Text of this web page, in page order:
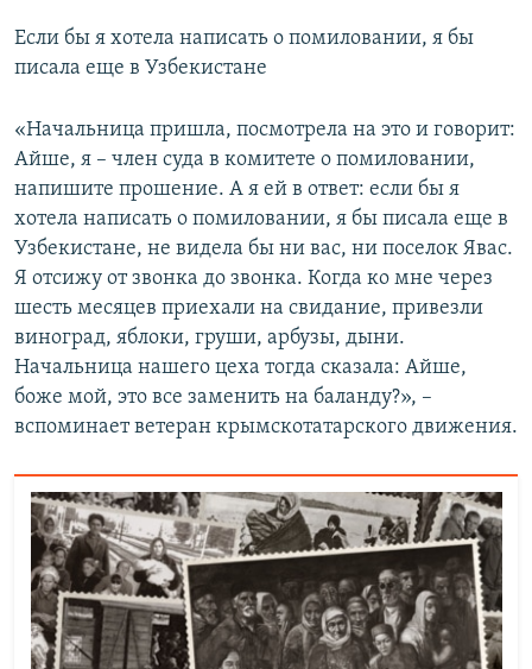
Если бы я хотела написать о помиловании, я бы
писала еще в Узбекистане
«Начальница пришла, посмотрела на это и говорит:
Айше, я – член суда в комитете о помиловании,
напишите прошение. А я ей в ответ: если бы я
хотела написать о помиловании, я бы писала еще в
Узбекистане, не видела бы ни вас, ни поселок Явас.
Я отсижу от звонка до звонка. Когда ко мне через
шесть месяцев приехали на свидание, привезли
виноград, яблоки, груши, арбузы, дыни.
Начальница нашего цеха тогда сказала: Айше,
боже мой, это все заменить на баланду?», –
вспоминает ветеран крымскотатарского движения.